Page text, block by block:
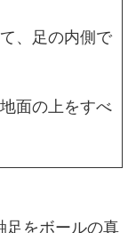
、足の内側で
面の上をすべ
足をボールの真